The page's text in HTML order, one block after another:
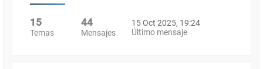
15
Temas
44
Mensajes
15 Oct 2025, 19:24
Último mensaje